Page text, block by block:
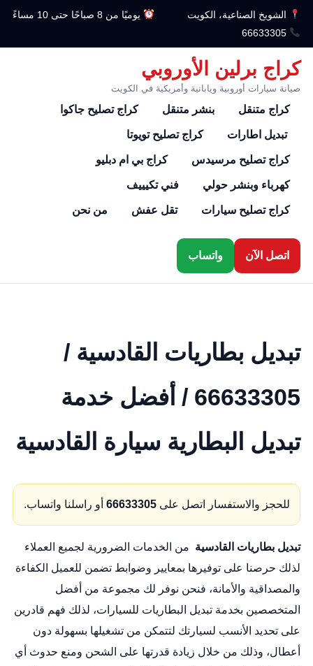
الشويخ الصناعية، الكويت
يوميًا من 8 صباحًا حتى 10 مساءً
66633305
كراج برلين الأوروبي
صيانة سيارات أوروبية ويابانية وأمريكية في الكويت
كراج متنقل بنشر متنقل كراج تصليح جاكوا
تبديل اطارات كراج تصليح تويوتا
كراج تصليح مرسيدس كراج بي ام دبليو
كهرباء وبنشر حولي فني تكيييف
كراج تصليح سيارات تقل عفش من نحن
اتصل الآن واتساب
تبديل بطاريات القادسية /
66633305 / أفضل خدمة
تبديل البطارية سيارة القادسية
للحجز والاستفسار اتصل على 66633305أو راسلنا واتساب.
تبديل بطاريات القادسية من الخدمات الضرورية لجميع العملاء
لذلك حرصنا على توفيرها بمعايير وضوابط تضمن للعميل الكفاءة
والمصداقية والأمانة، فنحن نوفر لك مجموعة من أفضل
المتخصصين بخدمة تبديل البطاريات للسيارات، لذلك فهم قادرين
على تحديد الأنسب لسيارتك لتتمكن من تشغيلها بسهولة دون
أعطال، وذلك من خلال زيادة قدرتها على الشحن ومنع حدوث أي